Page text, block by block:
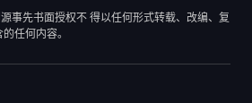
事先书面授权不 得以任何形式转载、改编、复
任何内容。